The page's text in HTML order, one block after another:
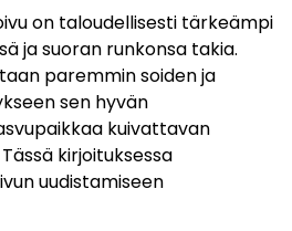
on taloudellisesti tärkeämpi
ja suoran runkonsa takia.
paremmin soiden ja
sen hyvän
kuivattavan
kirjoituksessa
uudistamiseen